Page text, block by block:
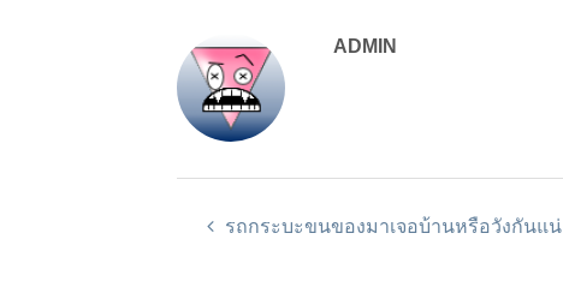
ADMIN
รถกระบะขนของมาเจอบ้านหรือวังกันแน่